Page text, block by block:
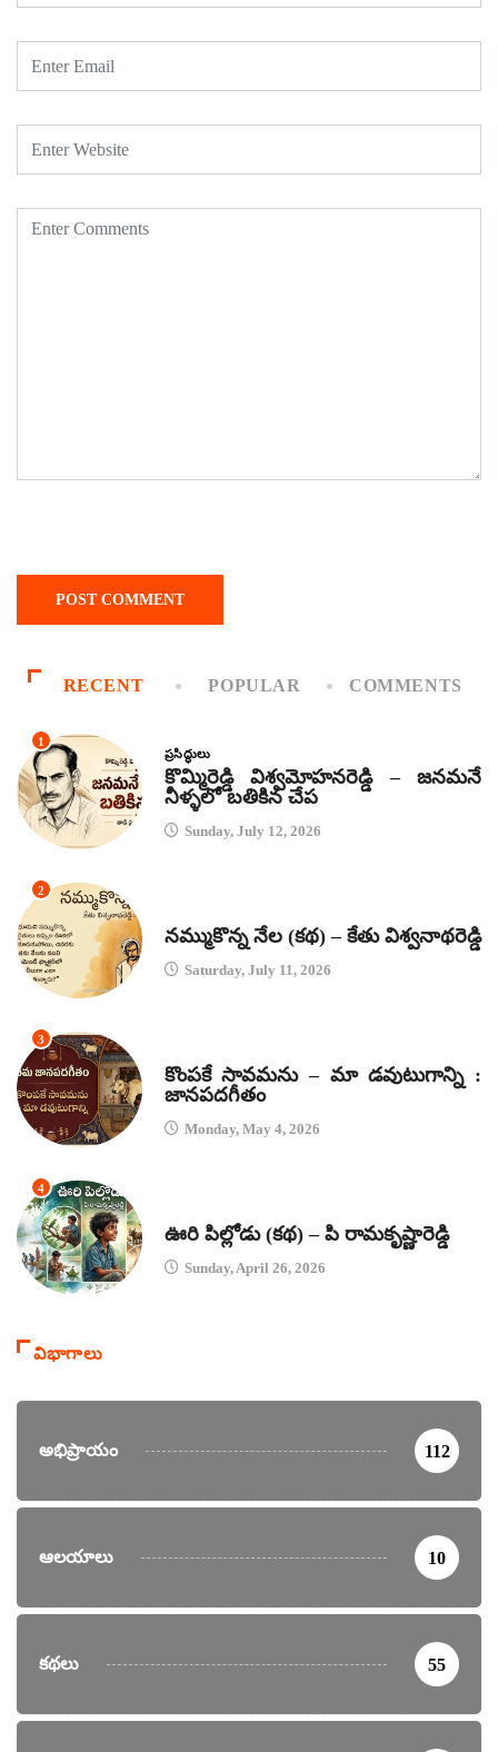
RECENT POPULAR COMMENTS
1
ప్రసిద్ధులు
కొమ్మిరెడ్డి విశ్వమోహనరెడ్డి – జనమనే
నీళ్ళలో బతికిన చేప
Sunday, July 12, 2026
2
నమ్ముకొన్న నేల (కథ) – కేతు విశ్వనాథరెడ్డి
Saturday, July 11, 2026
3
కొంపకే సావమను – మా డవుటుగాన్ని :
జానపదగీతం
Monday, May 4, 2026
4
ఊరి పిల్లోడు (కథ) – పి రామకృష్ణారెడ్డి
Sunday, April 26, 2026
విభాగాలు
అభిప్రాయం 112
ఆలయాలు 10
కథలు 55